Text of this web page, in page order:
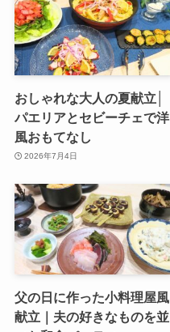
おしゃれな大人の夏献立│
パエリアとセビーチェで洋
風おもてなし
2026年7月4日
父の日に作った小料理屋風
献立｜夫の好きなものを並